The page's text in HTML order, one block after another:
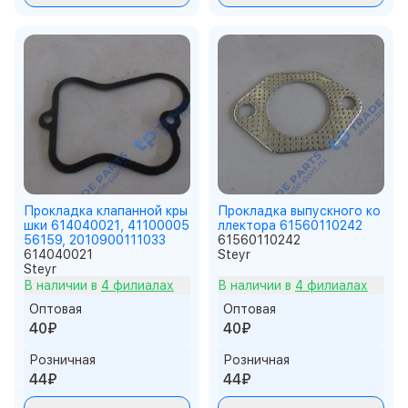
Прокладка клапанной кры
шки 614040021, 41100005
56159, 2010900111033
614040021
Steyr
В наличии в 4 филиалах
Оптовая
40₽
Розничная
44₽
Прокладка выпускного ко
ллектора 61560110242
61560110242
Steyr
В наличии в 4 филиалах
Оптовая
40₽
Розничная
44₽